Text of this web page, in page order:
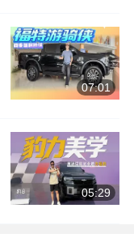
07:01
05:29